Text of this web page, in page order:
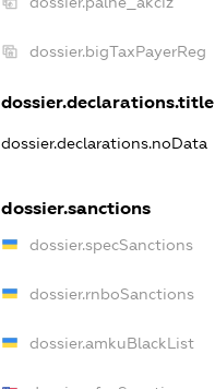
dossier.bigTaxPayerReg
dossier.declarations.title
dossier.declarations.noData
dossier.sanctions
dossier.specSanctions
dossier.rnboSanctions
dossier.amkuBlackList